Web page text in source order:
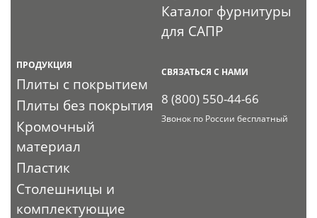
Каталог фурнитуры
для САПР
ПРОДУКЦИЯ
Плиты с покрытием
Плиты без покрытия
Кромочный
материал
Пластик
Столешницы и
комплектующие
СВЯЗАТЬСЯ С НАМИ
8 (800) 550-44-66
Звонок по России бесплатный